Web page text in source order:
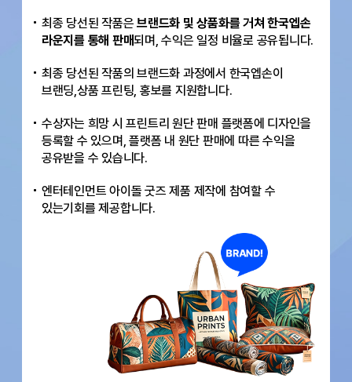
최종 당선된 작품은브랜드화 및 상품화를 거쳐 한국엡손
라운지를 통해 판매되며, 수익은 일정 비율로 공유됩니다.
최종 당선된 작품의 브랜드화 과정에서 한국엡손이
브랜딩, 상품 프린팅, 홍보를 지원합니다.
수상자는 희망 시 프린트리 원단 판매 플랫폼에 디자인을
등록할 수 있으며,플랫폼 내 원단 판매에 따른 수익을
공유받을 수 있습니다.
엔터테인먼트 아이돌 굿즈 제품 제작에 참여할 수
있는기회를 제공합니다.